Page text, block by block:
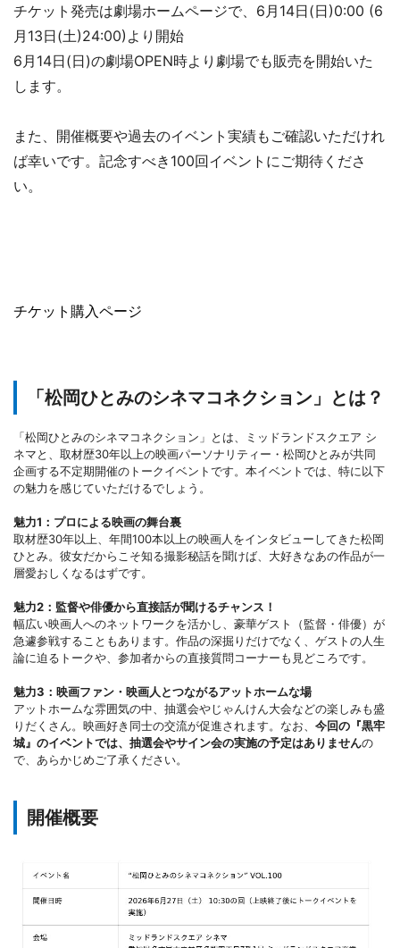
チケット発売は劇場ホームページで、6月14日(日)0:00 (6
月13日(土)24:00)より開始
6月14日(日)の劇場OPEN時より劇場でも販売を開始いた
します。
また、開催概要や過去のイベント実績もご確認いただけれ
ば幸いです。記念すべき100回イベントにご期待くださ
い。
チケット購入ページ
「松岡ひとみのシネマコネクション」とは？
「松岡ひとみのシネマコネクション」とは、ミッドランドスクエア シ
ネマと、取材歴30年以上の映画パーソナリティー・松岡ひとみが共同
企画する不定期開催のトークイベントです。本イベントでは、特に以下
の魅力を感じていただけるでしょう。
魅力1：プロによる映画の舞台裏
取材歴30年以上、年間100本以上の映画人をインタビューしてきた松岡
ひとみ。彼女だからこそ知る撮影秘話を聞けば、大好きなあの作品が一
層愛おしくなるはずです。
魅力2：監督や俳優から直接話が聞けるチャンス！
幅広い映画人へのネットワークを活かし、豪華ゲスト（監督・俳優）が
急遽参戦することもあります。作品の深掘りだけでなく、ゲストの人生
論に迫るトークや、参加者からの直接質問コーナーも見どころです。
魅力3：映画ファン・映画人とつながるアットホームな場
アットホームな雰囲気の中、抽選会やじゃんけん大会などの楽しみも盛
りだくさん。映画好き同士の交流が促進されます。なお、 今回の『黒牢
城』のイベントでは、抽選会やサイン会の実施の予定はありませんの
で、あらかじめご了承ください。
開催概要